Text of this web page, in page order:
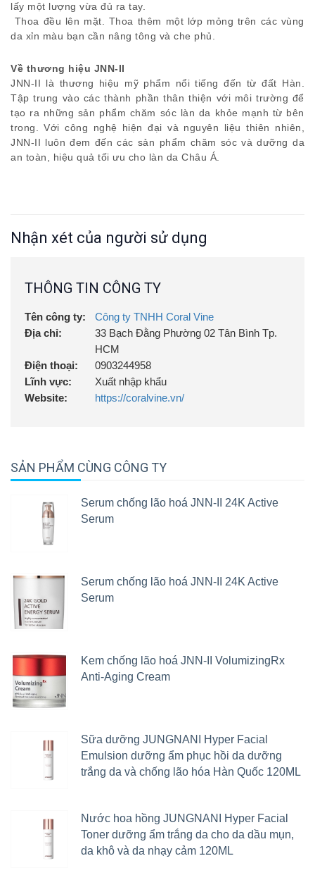
lấy một lượng vừa đủ ra tay.
Thoa đều lên mặt. Thoa thêm một lớp mỏng trên các vùng
da xỉn màu bạn cần nâng tông và che phủ.
Về thương hiệu JNN-II
JNN-II là thương hiệu mỹ phẩm nổi tiếng đến từ đất Hàn.
Tập trung vào các thành phần thân thiện với môi trường để
tạo ra những sản phẩm chăm sóc làn da khỏe mạnh từ bên
trong. Với công nghệ hiện đại và nguyên liệu thiên nhiên,
JNN-II luôn đem đến các sản phẩm chăm sóc và dưỡng da
an toàn, hiệu quả tối ưu cho làn da Châu Á.
Nhận xét của người sử dụng
THÔNG TIN CÔNG TY
Tên công ty:
Công ty TNHH Coral Vine
Địa chỉ:
33 Bạch Đằng Phường 02 Tân Bình Tp.
HCM
Điện thoại:
0903244958
Lĩnh vực:
Xuất nhập khẩu
Website:
https://coralvine.vn/
SẢN PHẨM CÙNG CÔNG TY
Serum chống lão hoá JNN-II 24K Active
Serum
Serum chống lão hoá JNN-II 24K Active
Serum
Kem chống lão hoá JNN-II VolumizingRx
Anti-Aging Cream
Sữa dưỡng JUNGNANI Hyper Facial
Emulsion dưỡng ẩm phục hồi da dưỡng
trắng da và chống lão hóa Hàn Quốc 120ML
Nước hoa hồng JUNGNANI Hyper Facial
Toner dưỡng ẩm trắng da cho da dầu mụn,
da khô và da nhạy cảm 120ML